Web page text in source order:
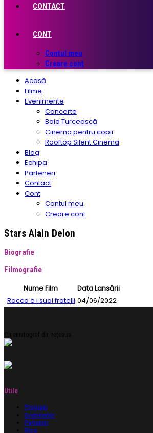
CONTACT
CONT
Contul meu
Creare cont
Acasă
Filme
Evenimente
Concerte
Baia Turcească
Cinema pentru copii
Rooftop Silent Cinema
Blog
Echipa
Parteneri
Contact
Cont
Contul meu
Creare cont
Stars Alain Delon
Biografie
Filmografie
Nume Film
Data Lansării
Rocco e i suoi fratelli 04/06/2022
Cinematograf din rețeaua
Utile
Program
Evenimente
Parteneri
Blog